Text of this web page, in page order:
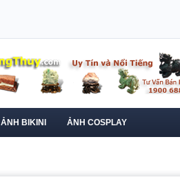
ẢNH BIKINI ẢNH COSPLAY